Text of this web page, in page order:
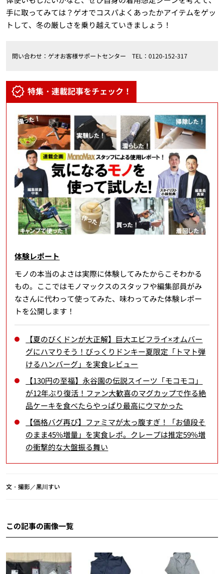
手に取ってみては？ゲオでコスパよくあったかアイテムをゲッ
トして、冬の厳しさを乗り越えていきましょう！
問い合わせ：ゲオお客様サポートセンター TEL：0120-152-317
特集・連載記事をチェック！
体験レポート
モノの本当のよさは実際に体験してみたからこそわかる
もの。ここではモノマックスのスタッフや編集部員がみ
なさんに代わって使ってみた、味わってみた体験レポー
トを公開します！
【夏のびくドンが大正解】巨大エビフライ×オムバー
グにハマりそう！びっくりドンキー夏限定「トマト弾
けるハンバーグ」を実食レビュー
【130円の至福】永谷園の伝説スイーツ「モコモコ」
が12年ぶり復活！ファン大歓喜のマグカップで作る絶
品ケーキを食べたらやっぱり最高にウマかった
【価格バグ再び】ファミマが太っ腹すぎ！「お値段そ
のまま45%増量」を実食レポ。クレープは推定59%増
の衝撃的な大盤振る舞い
文・撮影／黒川すい
この記事の画像一覧